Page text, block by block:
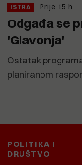
ISTRA Prije 15 h
Odgađa se
'Glavonja'
Ostatak
planiranom
POLITIKA I
DRUŠTVO